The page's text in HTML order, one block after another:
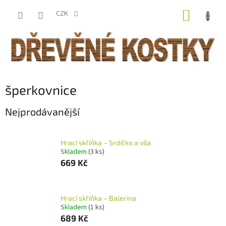
CZK
šperkovnice
Nejprodávanější
Hrací skříňka – Srdíčko a víla
Skladem (3 ks)
669 Kč
Hrací skříňka – Balerina
Skladem (1 ks)
689 Kč